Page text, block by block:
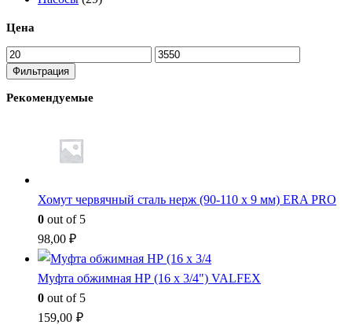
Цена
Минимальная
цена
Максимальная
цена
Фильтрация
Рекомендуемые
Хомут червячный сталь нерж (90-110 x 9 мм) ERA PRO
0 out of 5
98,00₽
Муфта обжимная НР (16 x 3/4") VALFEX
0 out of 5
159,00 ₽